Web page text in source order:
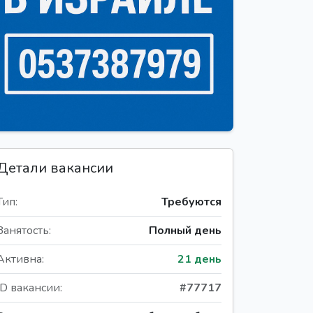
вакансии
Требуются
Полный день
21 день
вакансии:
#77717